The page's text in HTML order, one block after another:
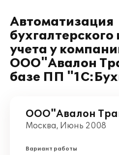
Автоматизация
бухгалтерского
учета у
ООО"Авалон
базе ПП
ООО"Авалон
Москва, Июнь 2008
Вариант работы